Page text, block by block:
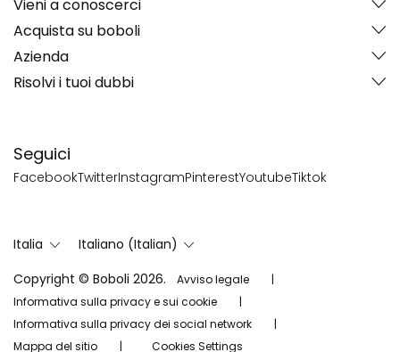
Seguici
FacebookTwitterInstagramPinterestYoutubeTiktok
Vieni a conoscerci
Acquista su boboli
Azienda
Risolvi i tuoi dubbi
Italia
Italiano (Italian)
Copyright © Boboli 2026.
Avviso legale
Informativa sulla privacy e sui cookie
Informativa sulla privacy dei social network
Mappa del sitio
Cookies Settings